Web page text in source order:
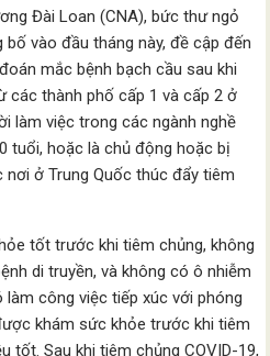
Đài Loan (CNA), bức thư ngỏ
vào đầu tháng này, đề cập đến
mắc bệnh bạch cầu sau khi
các thành phố cấp 1 và cấp 2 ở
làm việc trong các ngành nghề
tuổi, hoặc là chủ động hoặc bị
ở Trung Quốc thúc đẩy tiêm
tốt trước khi tiêm chủng, không
di truyền, và không có ô nhiễm
làm công việc tiếp xúc với phóng
khám sức khỏe trước khi tiêm
tốt. Sau khi tiêm chủng COVID-19,